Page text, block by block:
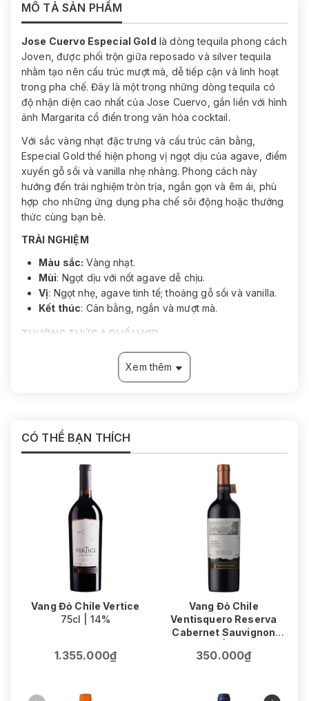
MÔ TẢ SẢN PHẨM
Jose Cuervo Especial Gold là dòng tequila phong cách
Joven, được phối trộn giữa reposado và silver tequila
nhằm tạo nên cấu trúc mượt mà, dễ tiếp cận và linh hoạt
trong pha chế. Đây là một trong những dòng tequila có
độ nhận diện cao nhất của Jose Cuervo, gắn liền với hình
ảnh Margarita cổ điển trong văn hóa cocktail.
Với sắc vàng nhạt đặc trưng và cấu trúc cân bằng,
Especial Gold thể hiện phong vị ngọt dịu của agave, điểm
xuyến gỗ sồi và vanilla nhẹ nhàng. Phong cách này
hướng đến trải nghiệm tròn trịa, ngắn gọn và êm ái, phù
hợp cho những ứng dụng pha chế sôi động hoặc thưởng
thức cùng bạn bè.
TRẢI NGHIỆM
Màu sắc: Vàng nhạt.
Mùi: Ngọt dịu với nốt agave dễ chịu.
Vị: Ngọt nhẹ, agave tinh tế; thoảng gỗ sồi và vanilla.
Kết thúc: Cân bằng, ngắn và mượt mà.
THƯỞNG THỨC & PHỐI HỢP
Đặc biệt phù hợp để pha Margarita – cả frozen lẫn on
the rocks. Có thể dùng làm nền cho các biến tấu
Xuất
Mexico
Reposado
1L / 1000ml
Xem thêm
CÓ THỂ BẠN THÍCH
Vang Đỏ Chile Vertice
75cl | 14%
1.355.000₫
Vang Đỏ Chile
Ventisquero Reserva
Cabernet Sauvignon
350.000₫